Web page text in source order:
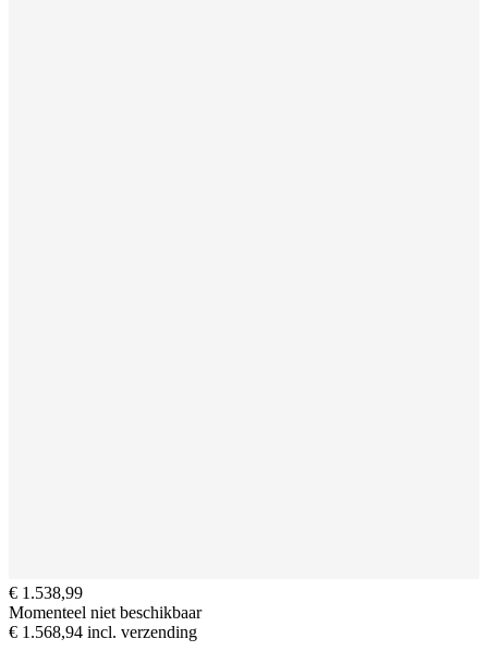
€ 1.538,99
Momenteel niet beschikbaar
€ 1.568,94 incl. verzending